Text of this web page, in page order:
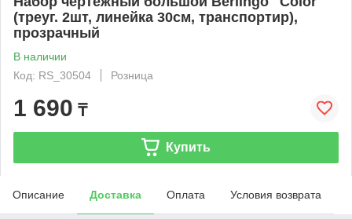
(треуг. 2шт, линейка 30см, транспортир),
прозрачный
В наличии
Код: RS_30504
Розница
1 690 ₸
Купить
Описание Доставка Оплата Условия возврата